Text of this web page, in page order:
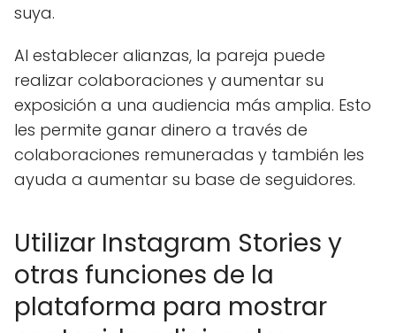
suya.
Al establecer alianzas, la pareja puede
realizar colaboraciones y aumentar su
exposición a una audiencia más amplia. Esto
les permite ganar dinero a través de
colaboraciones remuneradas y también les
ayuda a aumentar su base de seguidores.
Utilizar Instagram Stories y
otras funciones de la
plataforma para mostrar